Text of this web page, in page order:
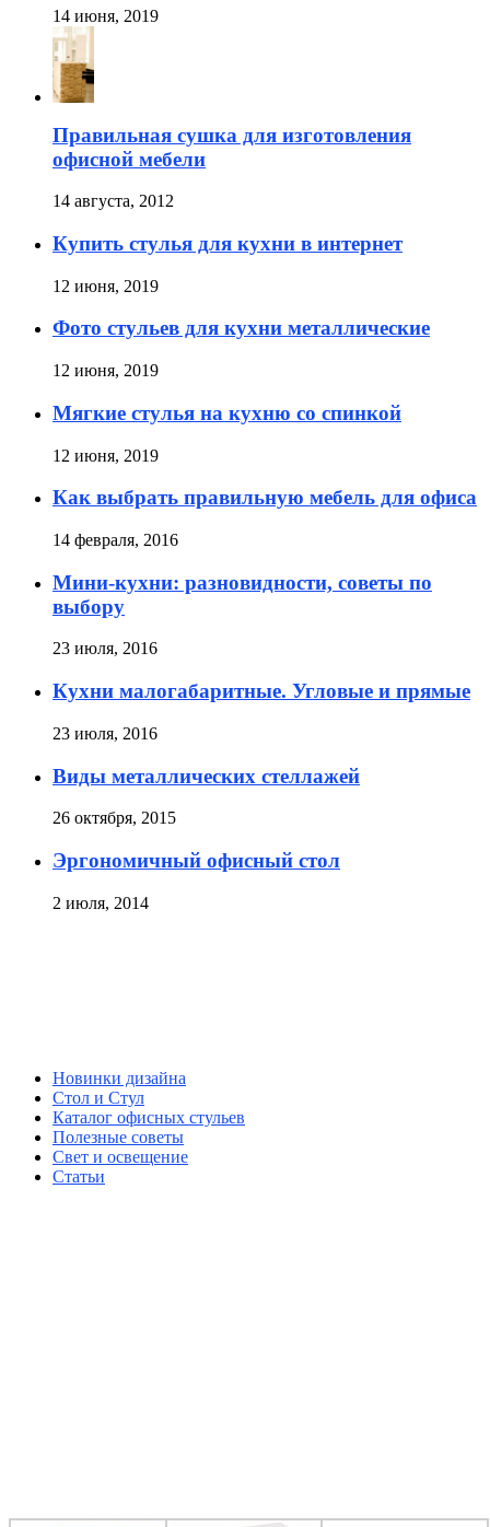
14 июня, 2019
Правильная сушка для изготовления
офисной мебели
14 августа, 2012
Купить стулья для кухни в интернет
12 июня, 2019
Фото стульев для кухни металлические
12 июня, 2019
Мягкие стулья на кухню со спинкой
12 июня, 2019
Как выбрать правильную мебель для офиса
14 февраля, 2016
Мини-кухни: разновидности, советы по
выбору
23 июля, 2016
Кухни малогабаритные. Угловые и прямые
23 июля, 2016
Виды металлических стеллажей
26 октября, 2015
Эргономичный офисный стол
2 июля, 2014
Новинки дизайна
Стол и Стул
Каталог офисных стульев
Полезные советы
Свет и освещение
Статьи